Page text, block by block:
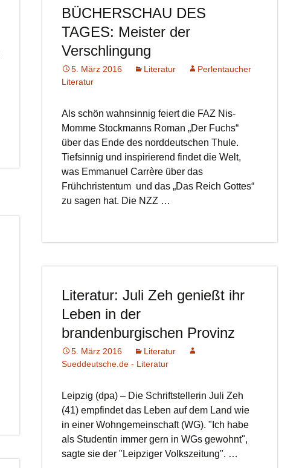
BÜCHERSCHAU DES
TAGES: Meister der
Verschlingung
5. März 2016 Literatur
Perlentaucher
Literatur
Als schön wahnsinnig feiert die FAZ Nis-
Momme Stockmanns Roman „Der Fuchs“
über das Ende des norddeutschen Thule.
Tiefsinnig und inspirierend findet die Welt,
was Emmanuel Carrère über das
Frühchristentum und das „Das Reich Gottes“
zu sagen hat. Die NZZ …
Literatur: Juli Zeh genießt ihr
Leben in der
brandenburgischen Provinz
5. März 2016
Literatur
Sueddeutsche.de - Literatur
Leipzig (dpa) – Die Schriftstellerin Juli Zeh
(41) empfindet das Leben auf dem Land wie
in einer Wohngemeinschaft (WG). "Ich habe
als Studentin immer gern in WGs gewohnt",
sagte sie der "Leipziger Volkszeitung". …